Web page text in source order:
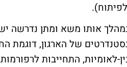
אותו משא ומתן נדרשה
של הארגון, דוגמת
לאומיות, התחייבות